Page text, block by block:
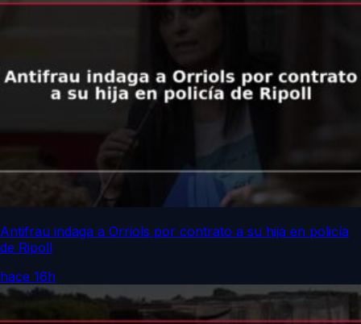
Antifrau indaga a Orriols por contrato a su hija en policía
de Ripoll
hace 16h